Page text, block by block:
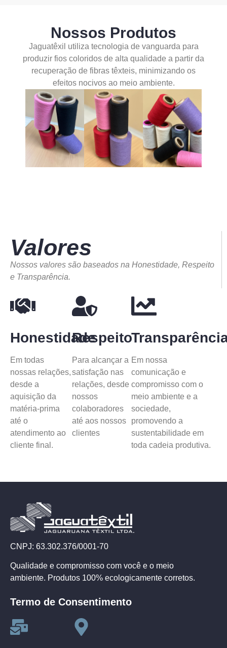
Nossos Produtos
Jaguatêxil utiliza tecnologia de vanguarda para
produzir fios coloridos de alta qualidade a partir da
recuperação de fibras têxteis, minimizando os
efeitos nocivos ao meio ambiente.
Valores
Nossos valores são baseados na Honestidade, Respeito
e Transparência.
Honestidade
Em todas
nossas relações,
desde a
aquisição da
matéria-prima
até o
atendimento ao
cliente final.
Respeito
Para alcançar a
satisfação nas
relações, desde
nossos
colaboradores
até aos nossos
clientes
Em nossa
comunicação e
compromisso com o
meio ambiente e a
sociedade,
promovendo a
sustentabilidade em
toda cadeia produtiva.
CNPJ: 63.302.376/0001-70
Qualidade e compromisso com você e o meio
ambiente. Produtos 100% ecologicamente corretos.
Termo de Consentimento